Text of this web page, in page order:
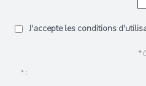
J'accepte les conditions
*
* :